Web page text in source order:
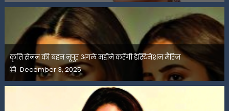
कृति सेनन की बहन नूपुर अगले महीने करेंगी डेस्टिनेशन मैरिज
Posted
on
December 3, 2025